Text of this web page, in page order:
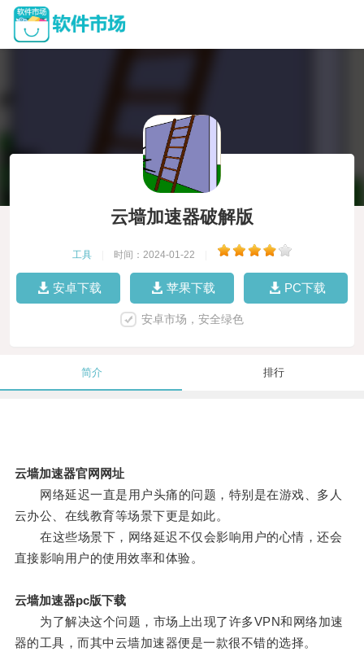
云墙加速器破解版
工具 时间：2024-01-22
安卓下载 苹果下载 PC下载
安卓市场，安全绿色
简介 排行
云墙加速器官网网址
网络延迟一直是用户头痛的问题，特别是在游戏、多人
云办公、在线教育等场景下更是如此。
在这些场景下，网络延迟不仅会影响用户的心情，还会
直接影响用户的使用效率和体验。
云墙加速器pc版下载
为了解决这个问题，市场上出现了许多VPN和网络加速
器的工具，而其中云墙加速器便是一款很不错的选择。